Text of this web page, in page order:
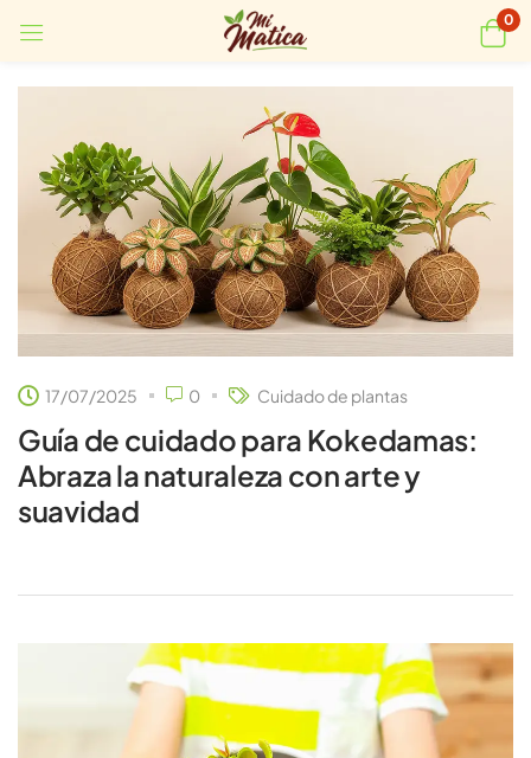
0
17/07/2025 0 Cuidado de plantas
Guía de cuidado para Kokedamas:
Abraza la naturaleza con arte y
suavidad